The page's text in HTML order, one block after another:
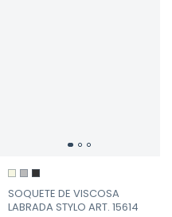
SOQUETE DE VISCOSA
LABRADA STYLO ART. 15614